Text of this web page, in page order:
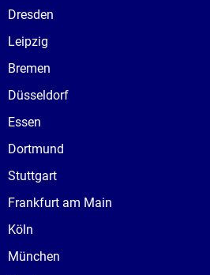
Dresden
Leipzig
Bremen
Düsseldorf
Essen
Dortmund
Stuttgart
Frankfurt am Main
Köln
München